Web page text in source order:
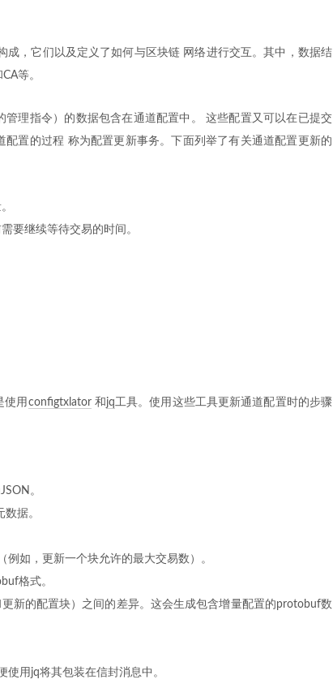
成，它们以及定义了如何与区块链 网络进行交互。其中，数据结
等。
理指令）的数据包含在通道配置中。 这些配置又可以在已提交
置的过程 称为配置更新事务。下面列举了有关通道配置更新的
要继续等待交易的时间。
使用 configtxlator和 jq工具。使用这些工具更新通道配置时的步骤
。
据。
如，更新一个块允许的最大交易数）。
格式。
新的配置块）之间的差异。这会生成包含增量配置的protobuf数
使用jq将其包装在信封消息中。